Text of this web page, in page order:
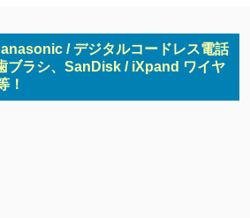
/ デジタルコードレス電話
ブラシ、SanDisk / iXpand ワイヤ
！